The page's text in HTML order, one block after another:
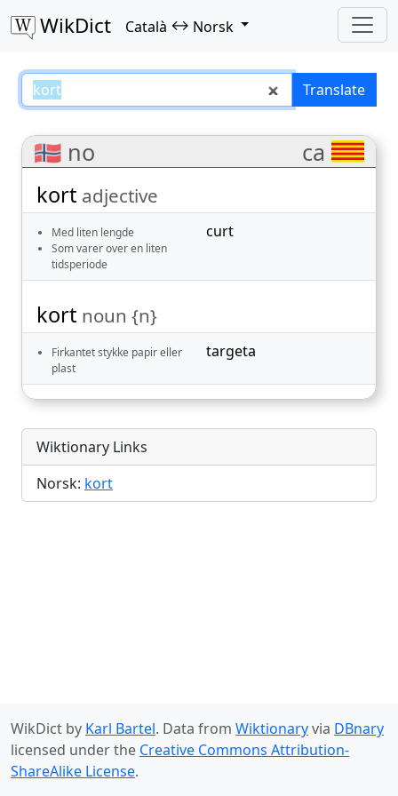
WikDict Català ↔ Norsk
kort – Català–Norsk translations
Translate
🇳🇴 no ca
kort adjective
Med liten lengde
Som varer over en liten
tidsperiode
curt
kort noun {n}
Firkantet stykke papir eller
plast
targeta
Wiktionary Links
Norsk: kort
WikDict by Karl Bartel. Data from Wiktionaryvia DBnary
licensed under the Creative Commons Attribution-
ShareAlike License.